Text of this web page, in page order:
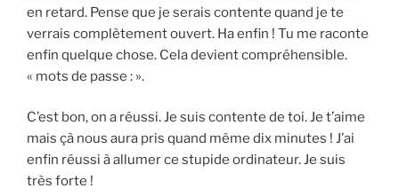
en retard. Pense que je serais contente quand je te
verrais complètement ouvert. Ha enfin ! Tu me raconte
enfin quelque chose. Cela devient compréhensible.
« mots de passe : ».
C’est bon, on a réussi. Je suis contente de toi. Je t’aime
mais çà nous aura pris quand même dix minutes ! J’ai
enfin réussi à allumer ce stupide ordinateur. Je suis
très forte !